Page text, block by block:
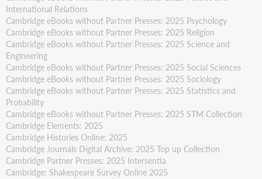
International Relations
Cambridge eBooks without Partner Presses: 2025 Psychology
Cambridge eBooks without Partner Presses: 2025 Religion
Cambridge eBooks without Partner Presses: 2025 Science and
Engineering
Cambridge eBooks without Partner Presses: 2025 Social Sciences
Cambridge eBooks without Partner Presses: 2025 Sociology
Cambridge eBooks without Partner Presses: 2025 Statistics and
Probability
Cambridge eBooks without Partner Presses: 2025 STM Collection
Cambridge Elements: 2025
Cambridge Histories Online: 2025
Cambridge Journals Digital Archive: 2025 Top up Collection
Cambridge Partner Presses: 2025 Intersentia
Cambridge: Shakespeare Survey Online 2025